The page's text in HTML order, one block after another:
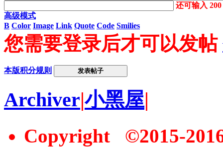
还可输入200
高级模式
B Color Image Link Quote Code Smilies
您需要登录后才可以发帖
本版积分规则 发表帖子
Archiver|小黑屋|
Copyright ©2015-